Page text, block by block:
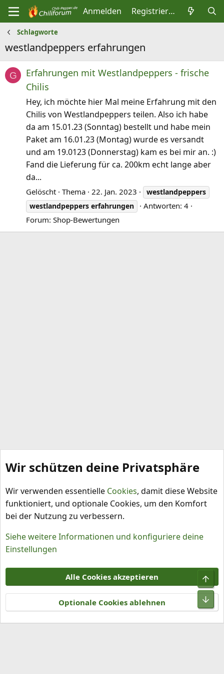
Anmelden Registrieren
Schlagworte
westlandpeppers erfahrungen
G
Erfahrungen mit Westlandpeppers - frische
Chilis
Hey, ich möchte hier Mal meine Erfahrung mit den
Chilis von Westlandpeppers teilen. Also ich habe
da am 15.01.23 (Sonntag) bestellt und habe mein
Paket am 16.01.23 (Montag) wurde es versandt
und am 19.0123 (Donnerstag) kam es bei mir an. :)
Fand die Lieferung für ca. 200km echt lange aber
da...
Gelöscht Thema 22. Jan. 2023
westlandpeppers
westlandpeppers erfahrungen
Antworten: 4
Forum: Shop-Bewertungen
Schlagworte
Nutzungsbedingungen
Datenschutz
Hilfe und Impressum
R
S
S
Community platform by XenForo® © 2010-2026 XenForo Ltd.
Wir schützen deine Privatsphäre
Wir verwenden essentielle Cookies, damit diese Website
funktioniert, und optionale Cookies, um den Komfort
bei der Nutzung zu verbessern.
Siehe weitere Informationen und konfiguriere deine
Einstellungen
Alle Cookies akzeptieren
Optionale Cookies ablehnen